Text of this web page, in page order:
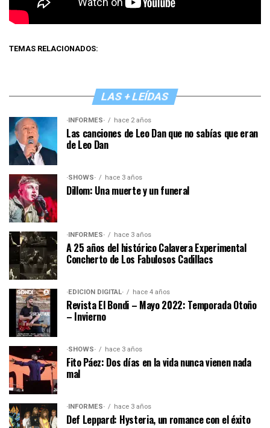
TEMAS RELACIONADOS:
LAS + LEÍDAS
·INFORMES· hace 2 años
Las canciones de Leo Dan que no sabías que eran
de Leo Dan
·SHOWS· hace 3 años
Dillom: Una muerte y un funeral
·INFORMES· hace 3 años
A 25 años del histórico Calavera Experimental
Concherto de Los Fabulosos Cadillacs
·EDICIÓN DIGITAL· hace 4 años
Revista El Bondi – Mayo 2022: Temporada Otoño
– Invierno
·SHOWS· hace 3 años
Fito Páez: Dos días en la vida nunca vienen nada
mal
·INFORMES· hace 3 años
Def Leppard: Hysteria, un romance con el éxito